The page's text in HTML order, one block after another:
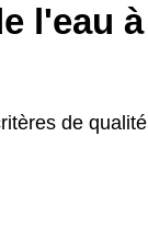
l'eau à
de qualité